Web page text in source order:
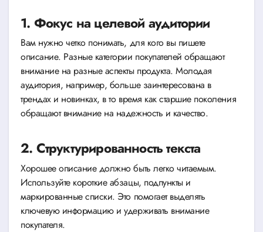
1. Фокус на целевой аудитории
Вам нужно четко понимать, для кого вы пишете
описание. Разные категории покупателей обращают
внимание на разные аспекты продукта. Молодая
аудитория, например, больше заинтересована в
трендах и новинках, в то время как старшие поколения
обращают внимание на надежность и качество.
2. Структурированность текста
Хорошее описание должно быть легко читаемым.
Используйте короткие абзацы, подпункты и
маркированные списки. Это помогает выделять
ключевую информацию и удерживать внимание
покупателя.